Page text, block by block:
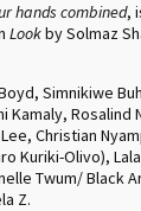
hands combined,
Lookby Solmaz
Simnikiwe
Rosalind
Christian
Kuriki-Olivo),
Twum/ Black
Z.